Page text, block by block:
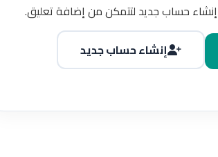
حساب جديد لتتمكن من إضافة تعليق.
إنشاء حساب جديد